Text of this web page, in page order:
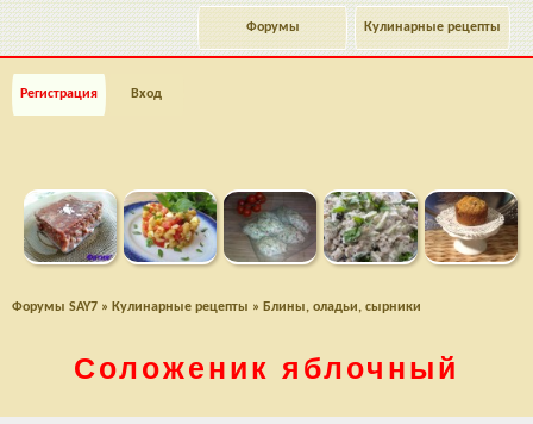
Кулинарные рецепты
Форумы
Регистрация Вход
Форумы SAY7 » Кулинарные рецепты » Блины, оладьи, сырники
Соложеник яблочный